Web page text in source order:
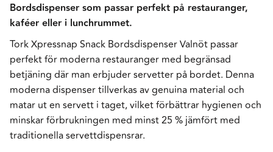
Bordsdispenser som passar perfekt på restauranger,
kaféer eller i lunchrummet.
Tork Xpressnap Snack Bordsdispenser Valnöt passar
perfekt för moderna restauranger med begränsad
betjäning där man erbjuder servetter på bordet. Denna
moderna dispenser tillverkas av genuina material och
matar ut en servett i taget, vilket förbättrar hygienen och
minskar förbrukningen med minst 25 % jämfört med
traditionella servettdispensrar.